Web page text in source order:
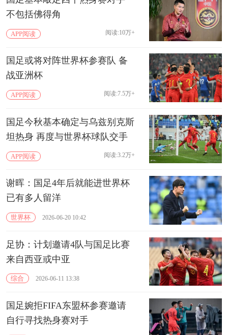
不包括佛得角
APP阅读 阅读:10万+
国足或将对阵世界杯参赛队 备
战亚洲杯
APP阅读 阅读:7.5万+
国足今秋基本确定与乌兹别克斯
坦热身 再度与世界杯球队交手
APP阅读 阅读:3.2万+
谢晖：国足4年后就能进世界杯
已有多人留洋
世界杯 2026-06-20 10:42
足协：计划邀请4队与国足比赛
来自西亚或中亚
综合 2026-06-11 13:38
国足婉拒FIFA东盟杯参赛邀请
自行寻找热身赛对手